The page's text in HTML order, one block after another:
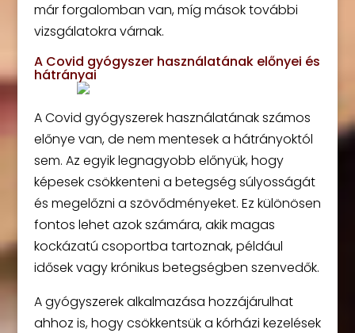
már forgalomban van, míg mások további
vizsgálatokra várnak.
A Covid gyógyszer használatának előnyei és
hátrányai
A Covid gyógyszerek használatának számos
előnye van, de nem mentesek a hátrányoktól
sem. Az egyik legnagyobb előnyük, hogy
képesek csökkenteni a betegség súlyosságát
és megelőzni a szövődményeket. Ez különösen
fontos lehet azok számára, akik magas
kockázatú csoportba tartoznak, például
idősek vagy krónikus betegségben szenvedők.
A gyógyszerek alkalmazása hozzájárulhat
ahhoz is, hogy csökkentsük a kórházi kezelések